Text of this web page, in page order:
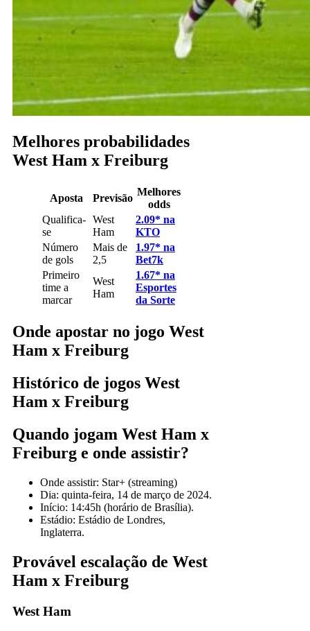
Melhores probabilidades
West Ham x Freiburg
Aposta Previsão
Melhores
odds
Qualifica-
se
West
Ham
2.09* na
KTO
Número
de gols
Mais de
2,5
1.97* na
Bet7k
Primeiro
time a
marcar
West
Ham
1.67* na
Esportes
da Sorte
Onde apostar no jogo West
Ham x Freiburg
Histórico de jogos West
Ham x Freiburg
Quando jogam West Ham x
Freiburg e onde assistir?
Onde assistir: Star+ (streaming)
Dia: quinta-feira, 14 de março de 2024.
Início: 14:45h (horário de Brasília).
Estádio: Estádio de Londres,
Inglaterra.
Provável escalação de West
Ham x Freiburg
West Ham